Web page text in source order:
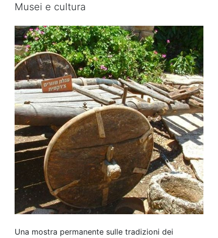
Musei e cultura
Una mostra permanente sulle tradizioni dei